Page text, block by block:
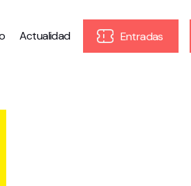
Actualidad Entradas